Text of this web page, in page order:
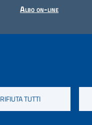
Albo on-line
RIFIUTA TUTTI